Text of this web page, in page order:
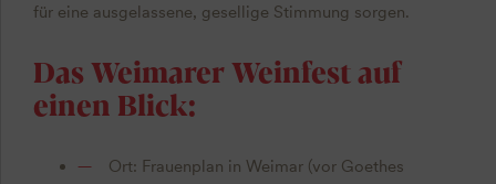
für eine ausgelassene, gesellige Stimmung sorgen.
Das Weimarer Weinfest auf
einen Blick:
Ort: Frauenplan in Weimar (vor Goethes